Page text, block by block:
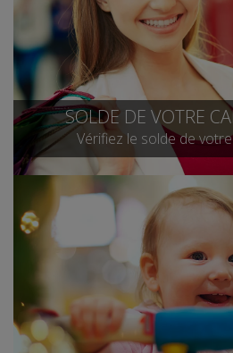
SOLDE DE VOTRE
Vérifiez le solde de